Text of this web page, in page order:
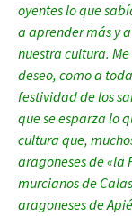
oyentes lo que
a aprender más y
nuestra cultura.
deseo, como a
festividad de los
que se esparza lo
cultura que,
aragoneses de «la
murcianos de
aragoneses de